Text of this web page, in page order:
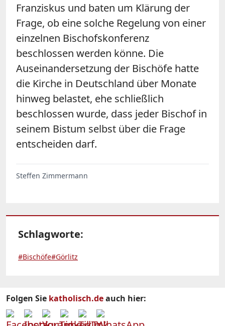
Franziskus und baten um Klärung der
Frage, ob eine solche Regelung von einer
einzelnen Bischofskonferenz
beschlossen werden könne. Die
Auseinandersetzung der Bischöfe hatte
die Kirche in Deutschland über Monate
hinweg belastet, ehe schließlich
beschlossen wurde, dass jeder Bischof in
seinem Bistum selbst über die Frage
entscheiden darf.
Steffen Zimmermann
Schlagworte:
#Bischöfe#Görlitz
Folgen Sie katholisch.deauch hier: